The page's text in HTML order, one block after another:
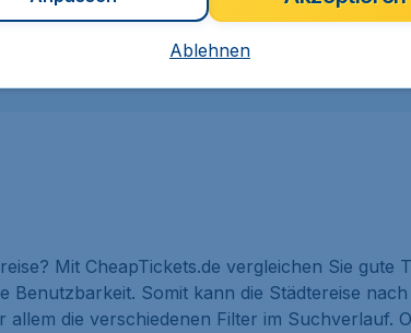
Buchungsgebühr.
Mit CheapTickets.de vergleichen Sie gute
Benutzbarkeit. Somit kann die Städtereise
die verschiedenen Filter im Suchverlauf.
Ablehnen